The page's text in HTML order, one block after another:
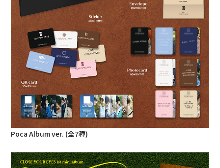
Poca Album ver. (全7種)